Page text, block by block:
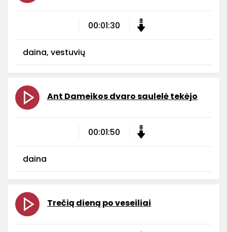
00:01:30
daina, vestuvių
Ant Dameikos dvaro saulelė tekėjo
00:01:50
daina
Trečią dieną po veseiliai